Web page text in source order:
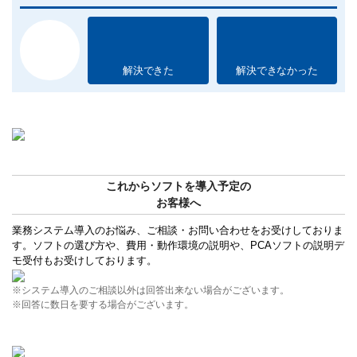
解決できた 解決できなかった
これからソフトを導入予定の
お客様へ
業務システム導入のお悩み、ご相談・お問い合わせをお受けしておりま
す。ソフトの選び方や、費用・動作環境の説明や、PCAソフトの説明デ
モ受付もお受けしております。
※システム導入のご相談以外は回答出来ない場合がございます。
※回答に数日を要する場合がございます。